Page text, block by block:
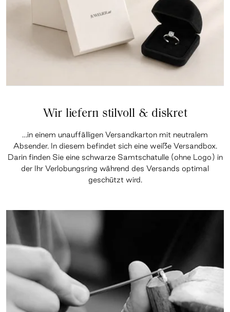
Wir liefern stilvoll & diskret
…in einem unauffälligen Versandkarton mit neutralem
Absender. In diesem befindet sich eine weiße Versandbox.
Darin finden Sie eine schwarze Samtschatulle (ohne Logo) in
der Ihr Verlobungsring während des Versands optimal
geschützt wird.